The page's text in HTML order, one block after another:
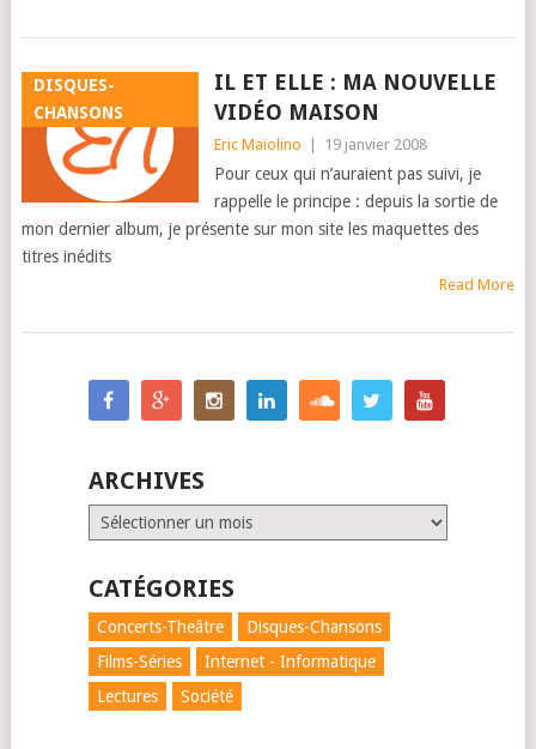
DISQUES-
CHANSONS
IL ET ELLE : MA NOUVELLE
VIDÉO MAISON
Eric Maïolino 19 janvier 2008
Pour ceux qui n’auraient pas suivi, je
rappelle le principe : depuis la sortie de
mon dernier album, je présente sur mon site les maquettes des
titres inédits
Read More
POSTS
NAVIGATION
ARCHIVES
Archives
CATÉGORIES
Concerts-Theâtre
Disques-Chansons
Films-Séries
Internet - Informatique
Lectures
Société